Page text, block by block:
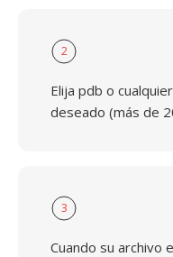
2
Elija pdb o
deseado (más de
3
Cuando su archivo